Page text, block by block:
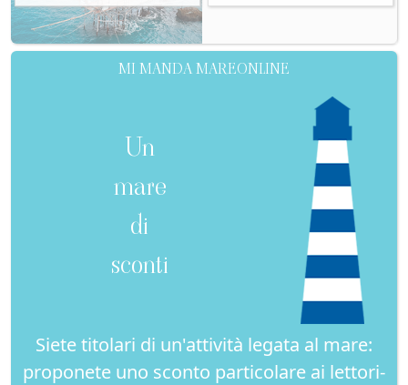
MI MANDA MAREONLINE
Un
mare
di
sconti
Siete titolari di un'attività legata al mare:
proponete uno sconto particolare ai lettori-